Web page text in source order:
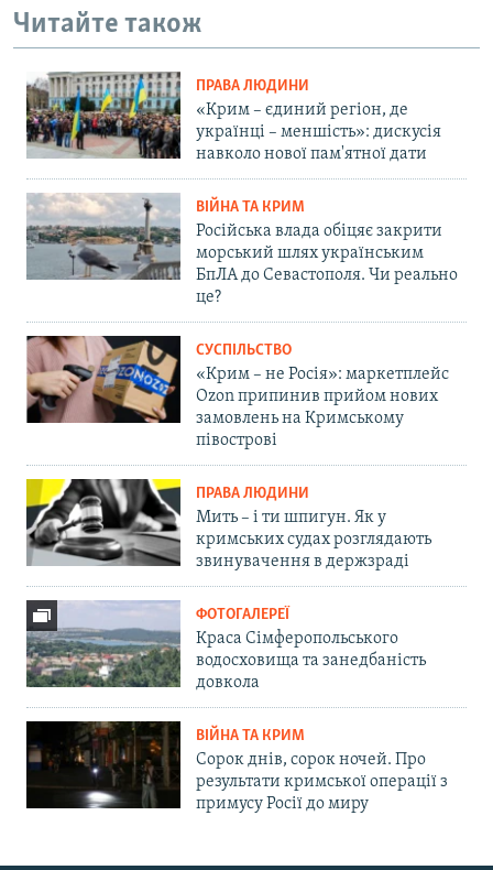
Читайте також
ПРАВА ЛЮДИНИ
«Крим – єдиний регіон, де
українці – меншість»: дискусія
навколо нової пам'ятної дати
ВІЙНА ТА КРИМ
Російська влада обіцяє закрити
морський шлях українським
БпЛА до Севастополя. Чи реально
це?
СУСПІЛЬСТВО
«Крим – не Росія»: маркетплейс
Ozon припинив прийом нових
замовлень на Кримському
півострові
ПРАВА ЛЮДИНИ
Мить – і ти шпигун. Як у
кримських судах розглядають
звинувачення в держзраді
ФОТОГАЛЕРЕЇ
Краса Сімферопольського
водосховища та занедбаність
довкола
ВІЙНА ТА КРИМ
Сорок днів, сорок ночей. Про
результати кримської операції з
примусу Росії до миру